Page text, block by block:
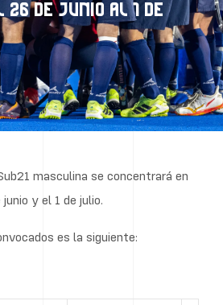
26 DE JUNIO AL 1 DE
masculina se concentrará en
y el 1 de julio.
es la siguiente: